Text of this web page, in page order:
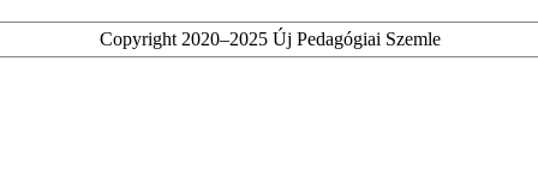
Copyright 2020–2025 Új Pedagógiai Szemle